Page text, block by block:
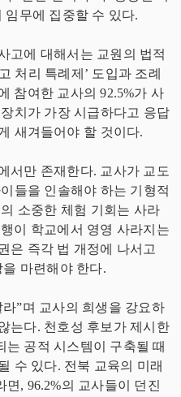
임무에 집중할 수 있다.
고에 대해서는 교원의 법적
처리 특례제’ 도입과 조례
참여한 교사의 92.5%가 사
치가 가장 시급하다고 응답
새겨들어야 할 것이다.
서만 존재한다. 교사가 교도
들을 인솔해야 하는 기형적
소중한 체험 기회는 사라
이 학교에서 영영 사라지는
은 즉각 법 개정에 나서고
마련해야 한다.
”며 교사의 희생을 강요하
는다. 천호성 후보가 제시한
는 공적 시스템이 구축될 때
수 있다. 전북 교육의 미래
, 96.2%의 교사들이 던진